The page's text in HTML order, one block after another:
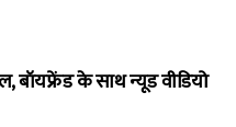
बॉयफ्रेंड के साथ न्यूड वीडियो